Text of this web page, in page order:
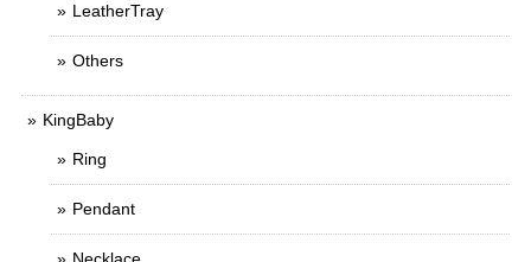
LeatherTray
Others
KingBaby
Ring
Pendant